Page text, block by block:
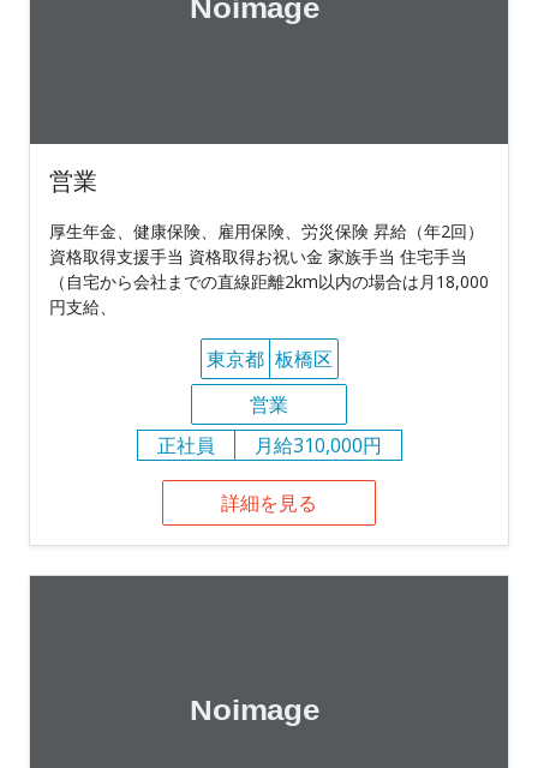
営業
厚生年金、健康保険、雇用保険、労災保険 昇給（年2回）
資格取得支援手当 資格取得お祝い金 家族手当 住宅手当
（自宅から会社までの直線距離2km以内の場合は月18,000
円支給、
東京都 板橋区
営業
正社員
月給310,000円
詳細を見る